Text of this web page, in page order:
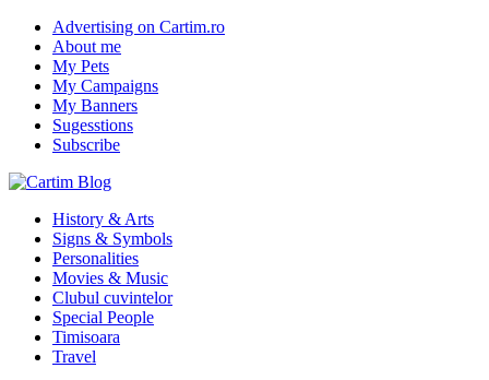
Advertising on Cartim.ro
About me
My Pets
My Campaigns
My Banners
Sugesstions
Subscribe
History & Arts
Signs & Symbols
Personalities
Movies & Music
Clubul cuvintelor
Special People
Timisoara
Travel